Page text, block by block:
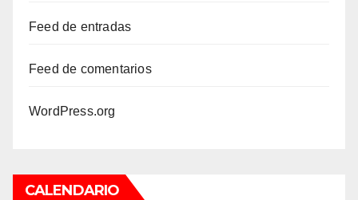
Feed de entradas
Feed de comentarios
WordPress.org
CALENDARIO